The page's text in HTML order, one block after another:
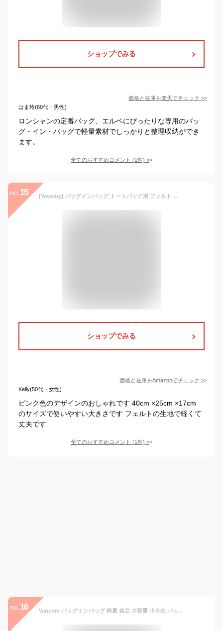
ショップでみる
価格と在庫を楽天でチェック >>
はま玲(60代・男性)
ロンシャンの定番バッグ、エルベにぴったりな専用のバッ
グ・イン・バッグで軽量素材でしっかりと整理収納ができ
ます。
全てのおすすめコメント (1件) >
no. 15 [Yavoluy] バッグインバッグ トートバッグ用 フェルト 大容量 軽量 自立 バッグの中の仕切り レディース トートバッグ用longchamp対応 トートオーガナイザー インナーバッグ ハンドバッグアクセサリー (ピンク,L 40x25x17cm)
ショップでみる
価格と在庫をAmazonでチェック >>
Kelly(50代・女性)
ピンク色のデザインのおしゃれです 40cm ×25cm ×17cm
のサイズで使いやすい大きさです フェルトの生地で軽くて
丈夫です
全てのおすすめコメント (1件) >
no. 16 Vancore バッグインバッグ 軽量 自立 大容量 小さめ バックインバック a4 洗濯可能 丈夫 防水 インナーバッグ 仕切り 収納整理 ばっくいんばっく トート用 メンズ レディース 人気 収納バッグ ギフト 贈り物 職人 通勤 旅行 ベージュ XXS